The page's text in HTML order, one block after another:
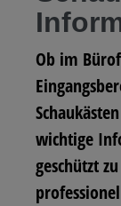
Ob im
Schaukästen
wichtige
geschützt